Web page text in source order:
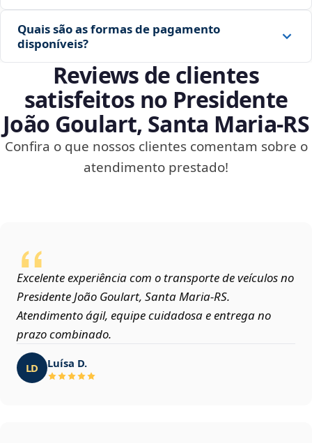
Quais são as formas de pagamento
disponíveis?
Reviews de clientes
satisfeitos no Presidente
João Goulart, Santa Maria‑RS
Confira o que nossos clientes comentam sobre o
atendimento prestado!
Excelente experiência com o transporte de veículos no
Presidente João Goulart, Santa Maria‑RS.
Atendimento ágil, equipe cuidadosa e entrega no
prazo combinado.
LD Luísa D.